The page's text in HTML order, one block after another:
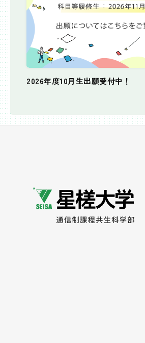
2026年度10月生出願受付中！
個別相談会